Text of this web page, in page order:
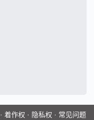
· 着作权 · 隐私权 · 常见问题